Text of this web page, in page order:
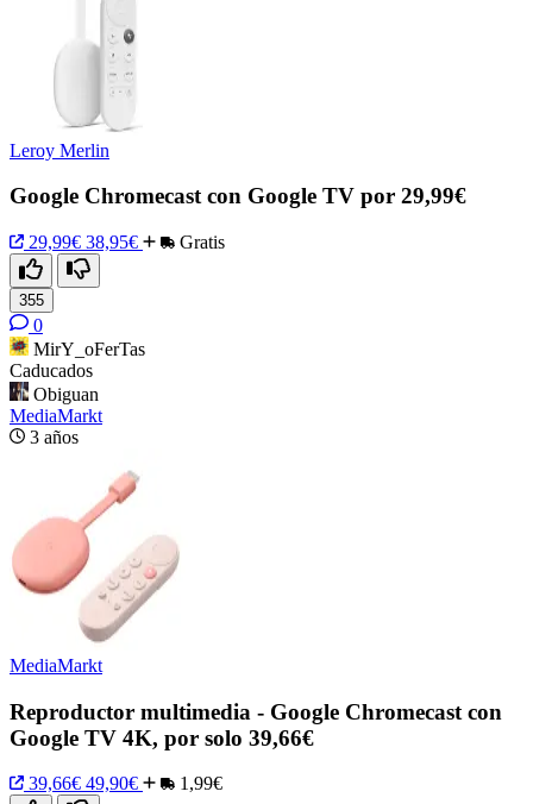
Leroy Merlin
Google Chromecast con Google TV por 29,99€
29,99€ 38,95€ Gratis
355
0
MirY_oFerTas
Caducados
Obiguan
MediaMarkt
3 años
MediaMarkt
Reproductor multimedia - Google Chromecast con
Google TV 4K, por solo 39,66€
39,66€ 49,90€ 1,99€